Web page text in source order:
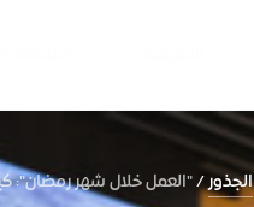
الجذور "العمل خلال شهر رمضان":